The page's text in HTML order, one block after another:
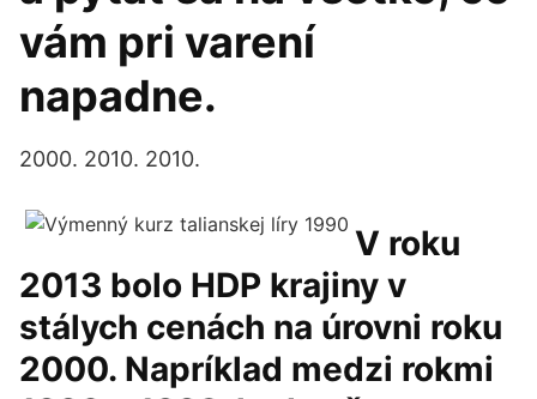
vám pri varení
napadne.
2000. 2010. 2010.
V roku
2013 bolo HDP krajiny v
stálych cenách na úrovni roku
2000. Napríklad medzi rokmi